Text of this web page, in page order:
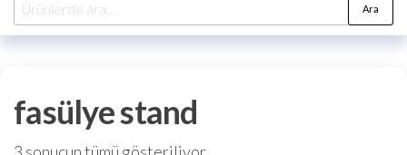
Ara
fasülye stand